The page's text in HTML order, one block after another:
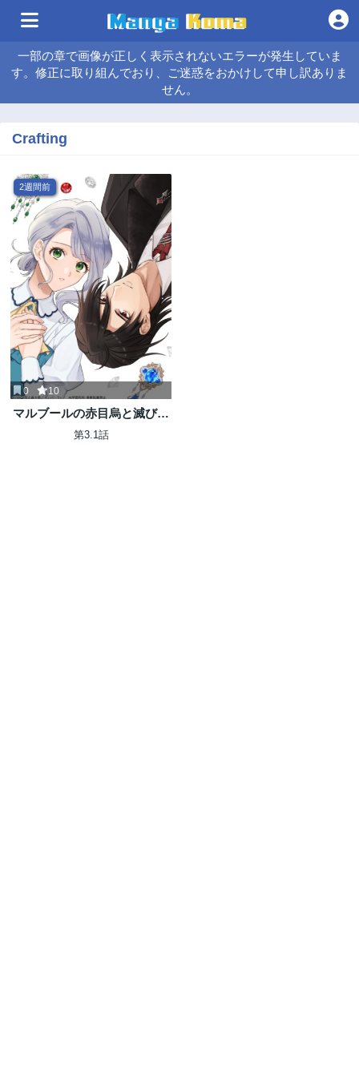
一部の章で画像が正しく表示されないエラーが発生していま
す。修正に取り組んでおり、ご迷惑をおかけして申し訳ありま
せん。
Crafting
2週間前
0 10
マルブールの赤目烏と滅びの
宝飾師 ～冷徹商人に拾われた
第3.1話